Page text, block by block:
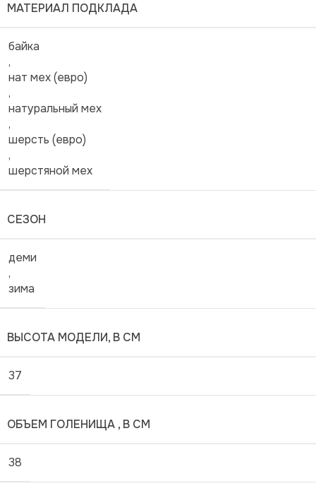
МАТЕРИАЛ ПОДКЛАДА
байка
,
нат мех (евро)
,
натуральный мех
,
шерсть (евро)
,
шерстяной мех
СЕЗОН
деми
,
зима
ВЫСОТА МОДЕЛИ, В СМ
37
ОБЪЕМ ГОЛЕНИЩА , В СМ
38